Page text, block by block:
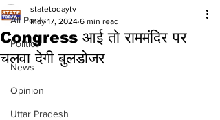
All Posts
Politics
News
Opinion
Uttar Pradesh
Congress आई तो राममंदिर पर
चलवा देगी बुलडोजर
statetodaytv
May 17, 2024 6 min read